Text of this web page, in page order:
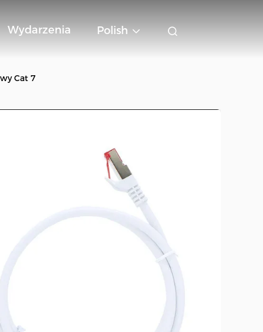
Wydarzenia Polish
Cat 7